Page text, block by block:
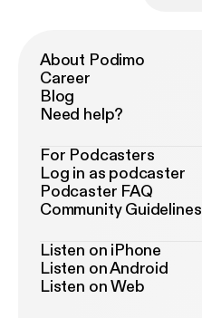
About Podimo
Career
Blog
Need help?
For Podcasters
Log in as podcaster
Podcaster FAQ
Community Guidelines
Listen on iPhone
Listen on Android
Listen on Web